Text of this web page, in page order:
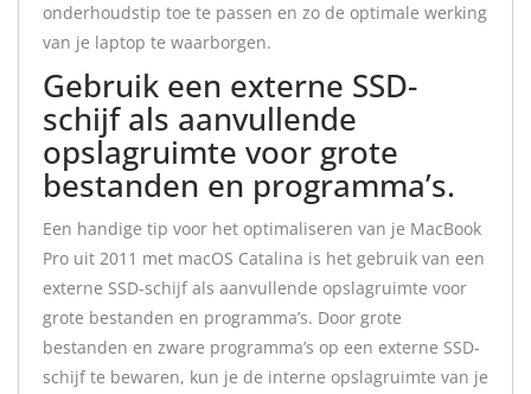
onderhoudstip toe te passen en zo de optimale werking
van je laptop te waarborgen.
Gebruik een externe SSD-
schijf als aanvullende
opslagruimte voor grote
bestanden en programma’s.
Een handige tip voor het optimaliseren van je MacBook
Pro uit 2011 met macOS Catalina is het gebruik van een
externe SSD-schijf als aanvullende opslagruimte voor
grote bestanden en programma’s. Door grote
bestanden en zware programma’s op een externe SSD-
schijf te bewaren, kun je de interne opslagruimte van je